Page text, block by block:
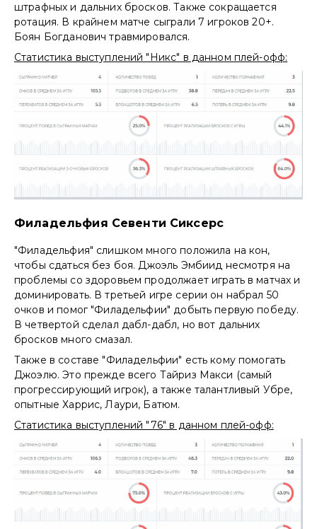
штрафных и дальних бросков. Также сокращается
ротация. В крайнем матче сыграли 7 игроков 20+.
Боян Богданович травмировался.
Статистика выступлений "Никс" в данном плей-офф:
Филадельфия Севенти Сиксерс
"Филадельфия" слишком много положила на кон,
чтобы сдаться без боя. Джоэль Эмбиид несмотря на
проблемы со здоровьем продолжает играть в матчах и
доминировать. В третьей игре серии он набрал 50
очков и помог "Филадельфии" добыть первую победу.
В четвертой сделал дабл-дабл, но вот дальних
бросков много смазал.
Также в составе "Филадельфии" есть кому помогать
Джоэлю. Это прежде всего Тайриз Макси (самый
прогрессирующий игрок), а также талантливый Убре,
опытные Харрис, Лаури, Батюм.
Статистика выступлений "76" в данном плей-офф: